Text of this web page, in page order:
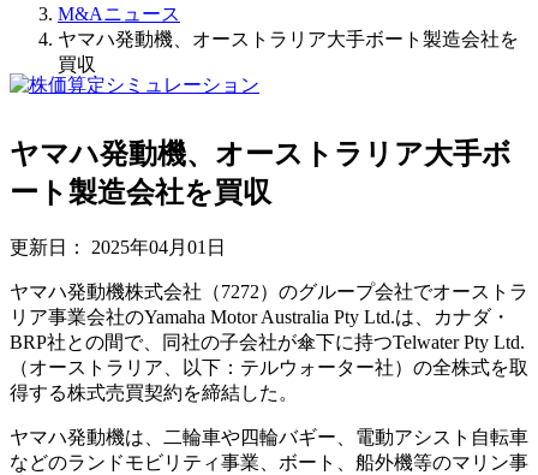
M&Aニュース
ヤマハ発動機、オーストラリア大手ボート製造会社を
買収
ヤマハ発動機、オーストラリア大手ボ
ート製造会社を買収
更新日： 2025年04月01日
ヤマハ発動機株式会社（7272）のグループ会社でオーストラ
リア事業会社のYamaha Motor Australia Pty Ltd.は、カナダ・
BRP社との間で、同社の子会社が傘下に持つTelwater Pty Ltd.
（オーストラリア、以下：テルウォーター社）の全株式を取
得する株式売買契約を締結した。
ヤマハ発動機は、二輪車や四輪バギー、電動アシスト自転車
などのランドモビリティ事業、ボート、船外機等のマリン事